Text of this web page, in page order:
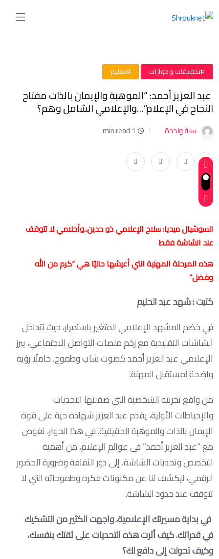
#تحقيقات وحوارات #تعليم
عبد العزيز أحمد: “الموهبة والإيمان بالذات مفتاح
النجاح في الإعلام”…والإعلامي الشامل وهم؟
سنة واحدة 1 min read
السوشيال ميديا: سلاح الإعلامي ذو حدين..وأحلامي لا تتوقف
عند الشاشة فقط
هذه المرحلة المهنية التي أعيشها حاليًا هي “كرم من الله
وفضل”
كتبت : شهد عبد الحليم
في خضم المشهد الإعلامي المتغير باستمرار، حيث تتداخل
الشاشات التقليدية مع زخم منصات التواصل الاجتماعي، يبرز
الإعلامي عبد العزيز أحمد كصوت شاب وطموح، حاملًا رؤية
واضحة لمستقبل المهنة.
من واقع تجربته الشخصية التي صقلتها التحديات
والإحباطات الأولية، يقدم عبد العزيز شهادة حية على قوة
الإيمان بالذات والموهبة الحقيقية. في هذا الحوار، نغوص
مع “عبد العزيز أحمد” في عوالم الإعلام، من أهمية
التخصص وتحديات الشاشة، إلى دور الثقافة وضرورة الحضور
الرقمي، ليكشف لنا عن مكنونات فكره وطموحاته التي لا
تتوقف عند حدود الشاشة.
في بداية مسيرتك الإعلامية، واجهت الكثير من التشكيك
في قدراتك. كيف أثرت هذه التحديات على ثقتك بنفسك،
وكيف تحولت إلى دافع لك؟